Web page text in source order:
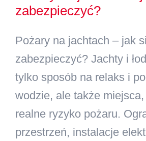
Szukaj
zabezpieczyć?
Pożary na jachtach – jak
zabezpieczyć? Jachty i
tylko sposób na relaks i
wodzie, ale także
realne ryzyko pożaru.
przestrzeń, instalacje